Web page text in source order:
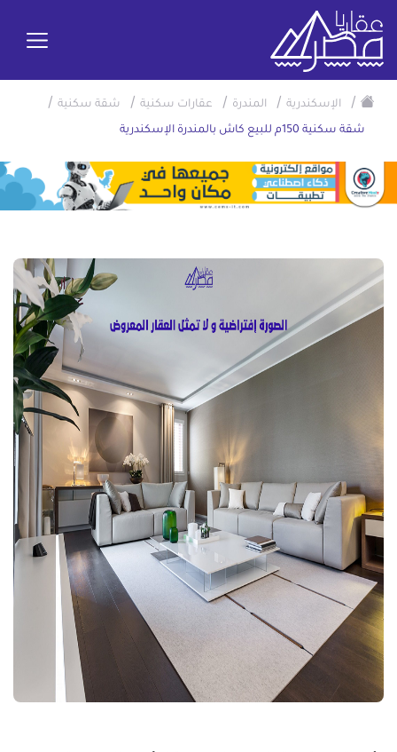
/ الإسكندرية / المندرة / عقارات سكنية / شقة سكنية /
شقة سكنية 150م للبيع كاش بالمندرة الإسكندرية